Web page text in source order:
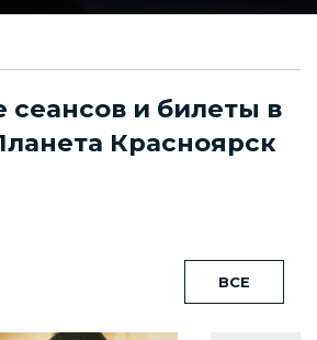
сеансов и билеты в
Красноярск
ВСЕ